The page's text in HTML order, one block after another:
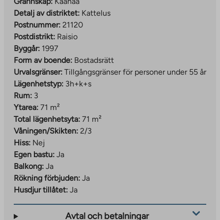
Detalj av distriktet: Kattelus
Postnummer: 21120
Postdistrikt: Raisio
Byggår: 1997
Form av boende: Bostadsrätt
Urvalsgränser: Tillgångsgränser för personer under 55 år
Lägenhetstyp: 3h+k+s
Rum: 3
Ytarea: 71 m²
Total lägenhetsyta: 71 m²
Våningen/Skikten: 2/3
Hiss: Nej
Egen bastu: Ja
Balkong: Ja
Rökning förbjuden: Ja
Husdjur tillåtet: Ja
Avtal och betalningar